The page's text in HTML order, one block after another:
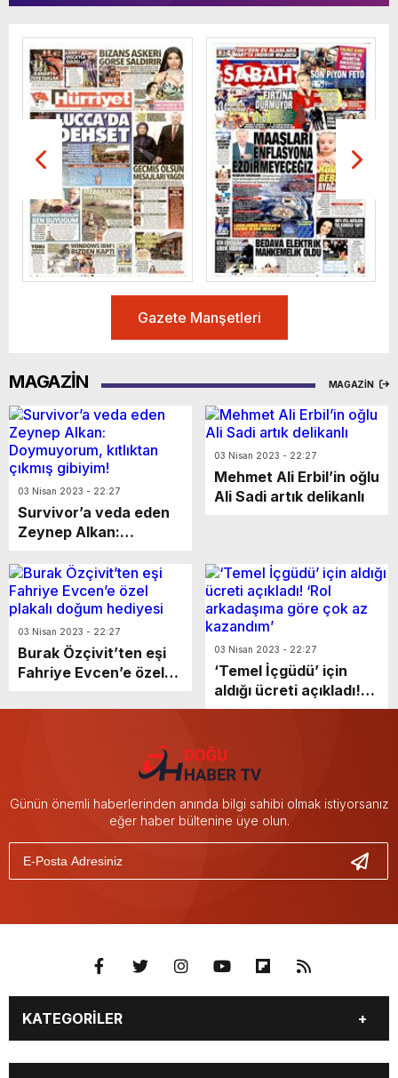
Gazete Manşetleri
MAGAZİN MAGAZİN
03 Nisan 2023 - 22:27
Survivor’a veda eden
Zeynep Alkan:
çıkmış gibiyim!
03 Nisan 2023 - 22:27
Mehmet Ali Erbil’in oğlu
Ali Sadi artık delikanlı
03 Nisan 2023 - 22:27
Burak Özçivit’ten eşi
Fahriye Evcen’e özel
03 Nisan 2023 - 22:27
‘Temel İçgüdü’ için
aldığı ücreti açıkladı!
‘Rol arkadaşıma göre
Günün önemli haberlerinden anında bilgi sahibi olmak istiyorsanız
eğer haber bültenine üye olun.
KATEGORİLER
GÜNDEM SEKTÖR ÖZEL